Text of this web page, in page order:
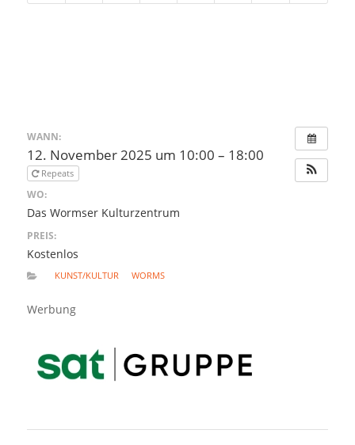
WANN:
12. November 2025 um 10:00 – 18:00
Repeats
WO:
Das Wormser Kulturzentrum
PREIS:
Kostenlos
KUNST/KULTUR WORMS
Werbung